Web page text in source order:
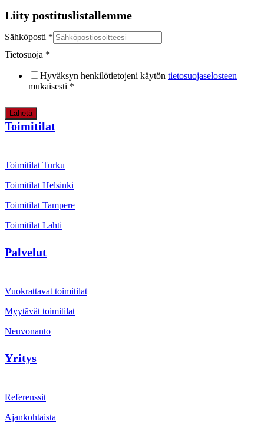
Liity postituslistallemme
Sähköposti *
Tietosuoja *
Hyväksyn henkilötietojeni käytön tietosuojaselosteen
mukaisesti *
Lähetä
Toimitilat
Toimitilat Turku
Toimitilat Helsinki
Toimitilat Tampere
Toimitilat Lahti
Palvelut
Vuokrattavat toimitilat
Myytävät toimitilat
Neuvonanto
Yritys
Referenssit
Ajankohtaista